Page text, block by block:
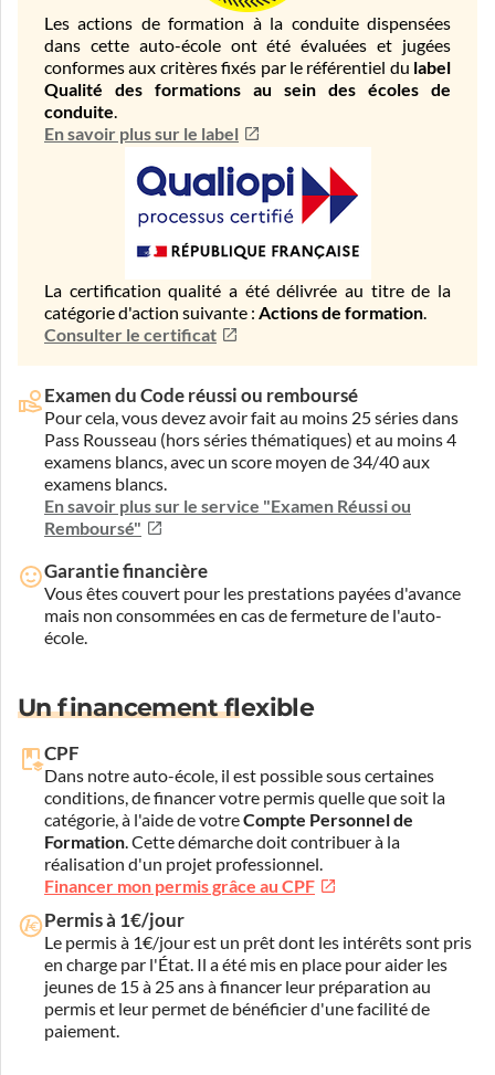
Les actions de formation à la conduite dispensées
dans cette auto-école ont été évaluées et jugées
conformes aux critères fixés par le référentiel du label
Qualité des formations au sein des écoles de
conduite.
En savoir plus sur le label
La certification qualité a été délivrée au titre de la
catégorie d'action suivante : Actions de formation.
Consulter le certificat
Examen du Code réussi ou remboursé
Pour cela, vous devez avoir fait au moins 25 séries dans
Pass Rousseau (hors séries thématiques) et au moins 4
examens blancs, avec un score moyen de 34/40 aux
examens blancs.
En savoir plus sur le service "Examen Réussi ou
Remboursé"
Garantie financière
Vous êtes couvert pour les prestations payées d'avance
mais non consommées en cas de fermeture de l'auto-
école.
Un financement flexible
CPF
Dans notre auto-école, il est possible sous certaines
conditions, de financer votre permis quelle que soit la
catégorie, à l'aide de votreCompte Personnel de
Formation. Cette démarche doit contribuer à la
réalisation d'un projet professionnel.
Financer mon permis grâce au CPF
Permis à 1€/jour
Le permis à 1€/jour est un prêt dont les intérêts sont pris
en charge par l'État. Il a été mis en place pour aider les
jeunes de 15 à 25 ans à financer leur préparation au
permis et leur permet de bénéficier d'une facilité de
paiement.